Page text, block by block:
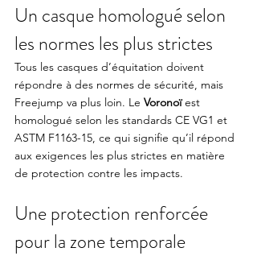
Un casque homologué selon
les normes les plus strictes
Tous les casques d’équitation doivent
répondre à des normes de sécurité, mais
Freejump va plus loin. Le Voronoï est
homologué selon les standards CE VG1 et
ASTM F1163-15, ce qui signifie qu’il répond
aux exigences les plus strictes en matière
de protection contre les impacts.
Une protection renforcée
pour la zone temporale